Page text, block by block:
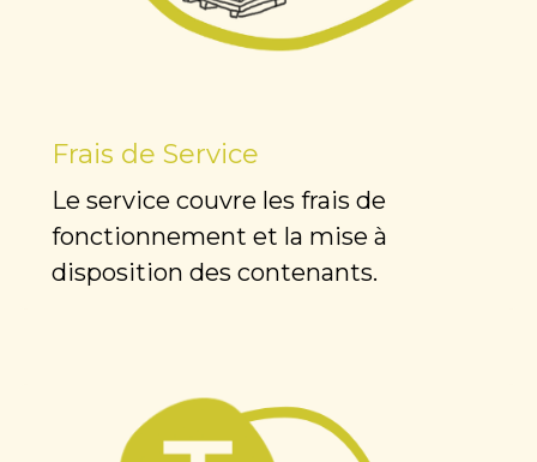
Frais de Service
Le service couvre les frais de
fonctionnement et la mise à
disposition des contenants.